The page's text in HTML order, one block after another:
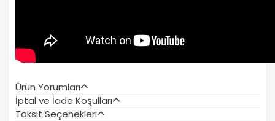
Ürün Yorumları
İptal ve İade Koşulları
Taksit Seçenekleri